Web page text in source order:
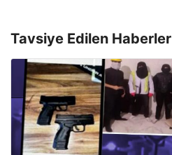
Tavsiye Edilen Haberler